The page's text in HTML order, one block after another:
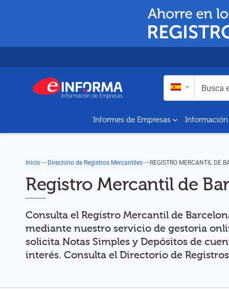
Informes de Empresas Información
Inicio Directorio de Registros Mercantiles REGISTRO MERCANTIL DE
Registro Mercantil de
Consulta el Registro Mercantil de
mediante nuestro servicio de gestoria
solicita Notas Simples y Depósitos de
interés. Consulta el Directorio de Registros